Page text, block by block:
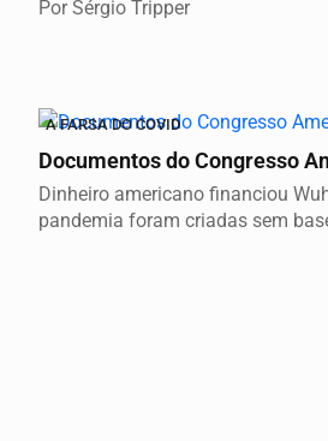
Por Sérgio Tripper
A FARSA DO COVID
Documentos do Congresso
Dinheiro americano financiou
pandemia foram criadas sem